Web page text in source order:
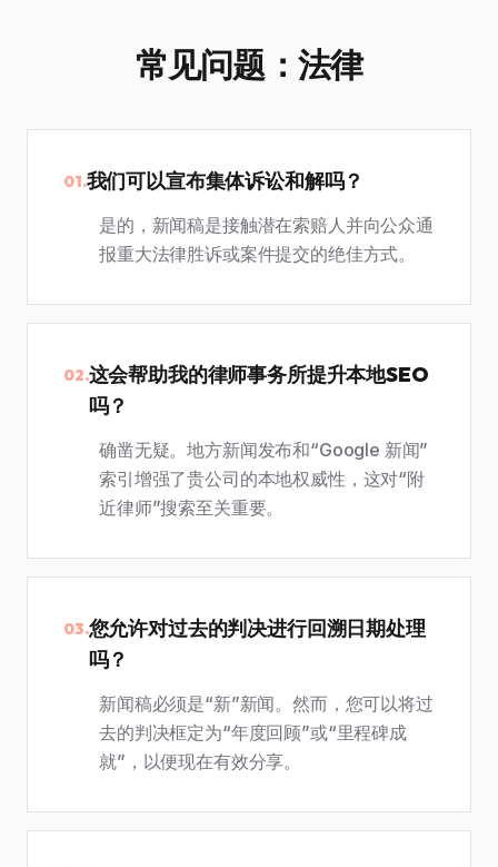
常见问题：法律
01.我们可以宣布集体诉讼和解吗？
是的，新闻稿是接触潜在索赔人并向公众通
报重大法律胜诉或案件提交的绝佳方式。
02.这会帮助我的律师事务所提升本地SEO
吗？
确凿无疑。地方新闻发布和“Google 新闻”
索引增强了贵公司的本地权威性，这对“附
近律师”搜索至关重要。
03.您允许对过去的判决进行回溯日期处理
吗？
新闻稿必须是“新”新闻。然而，您可以将过
去的判决框定为“年度回顾”或“里程碑成
就”，以便现在有效分享。